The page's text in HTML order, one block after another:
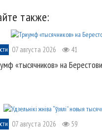
также:
07 августа 2026 41
«тысячников» на
07 августа 2026 59